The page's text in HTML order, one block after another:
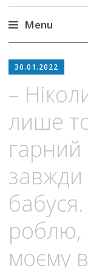
Menu
to
30.01.2022
–
лише
гарний
роблю,
моєму